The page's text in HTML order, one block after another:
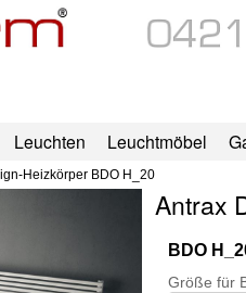
Leuchten Leuchtmöbel
Heizkörper BDO H_20
Antrax
BDO
Größe für